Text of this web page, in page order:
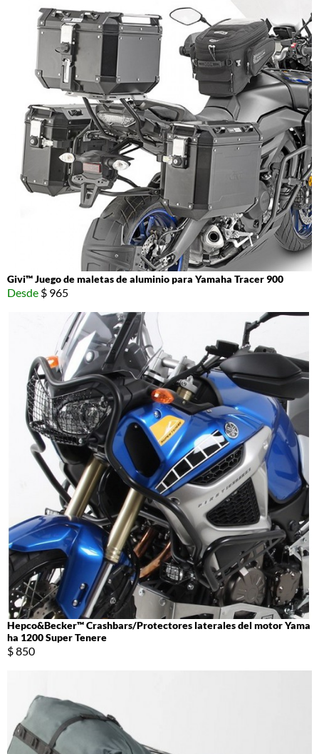
Givi™ Juego de maletas de aluminio para Yamaha Tracer 900
Desde $ 965
Hepco&Becker™ Crashbars/Protectores laterales del motor Yama
ha 1200 Super Tenere
$ 850